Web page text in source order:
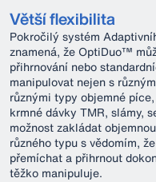
Větší flexibilita
Pokročilý systém
znamená, že OptiDuo™
přihrnování nebo
manipulovat nejen s
různými typy objemné
krmné dávky TMR, slámy,
možnost zakládat
různého typu s vědomím,
přemíchat a přihrnout
těžko manipuluje.